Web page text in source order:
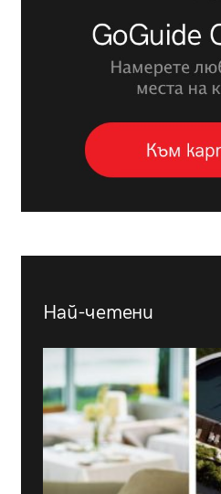
Най-четени